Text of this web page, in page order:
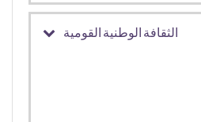
الثقافة الوطنية القومية